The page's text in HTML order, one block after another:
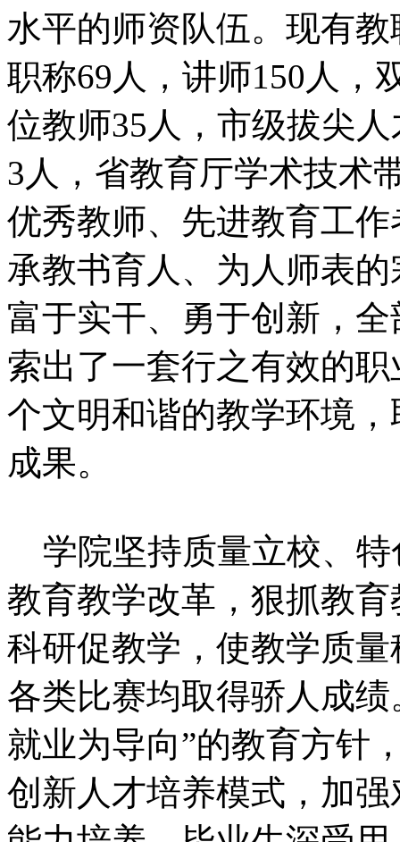
水平的师资队伍。现有
职称69人，讲师150人，
位教师35人，市级拔尖
3人，省教育厅学术技术
优秀教师、先进教育工
承教书育人、为人师表
富于实干、勇于创新，
索出了一套行之有效的
个文明和谐的教学环境
成果。
学院坚持质量立校、特
教育教学改革，狠抓教
科研促教学，使教学质
各类比赛均取得骄人成
就业为导向”的教育方针
创新人才培养模式，加